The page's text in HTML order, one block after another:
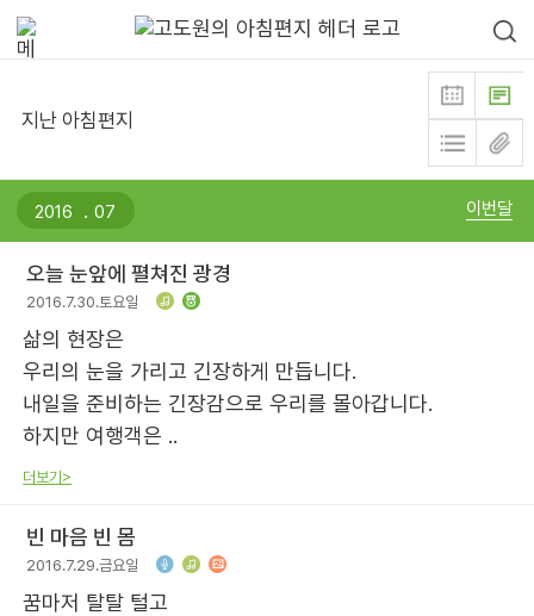
지난 아침편지
. 이번달
오늘 눈앞에 펼쳐진 광경
2016.7.30.토요일
삶의 현장은
우리의 눈을 가리고 긴장하게 만듭니다.
내일을 준비하는 긴장감으로 우리를 몰아갑니다.
하지만 여행객은 ..
더보기>
빈 마음 빈 몸
2016.7.29.금요일
꿈마저 탈탈 털고